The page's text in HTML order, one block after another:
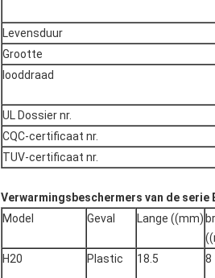
Levensduur
Grootte
looddraad
UL Dossier nr.
CQC-certificaat nr.
TUV-certificaat nr.
Verwarmingsbeschermers van de serie
Model
Geval Lange ((mm)
H20 Plastic 18.5 8